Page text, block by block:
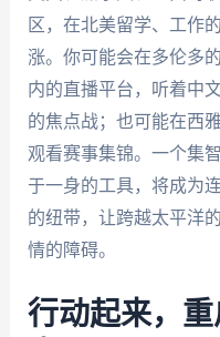
区，在北美留学、工作
涨。你可能会在多伦多
内的直播平台，听着中
的焦点战；也可能在西
观看赛事集锦。一个集
于一身的工具，将成为
的纽带，让跨越太平洋
情的障碍。
行动起来，